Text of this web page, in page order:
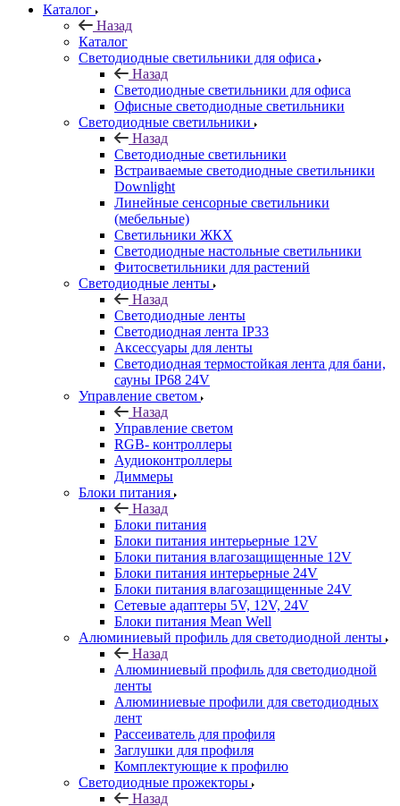
Каталог
Назад
Каталог
Светодиодные светильники для офиса
Назад
Светодиодные светильники для офиса
Офисные светодиодные светильники
Светодиодные светильники
Назад
Светодиодные светильники
Встраиваемые светодиодные светильники
Downlight
Линейные сенсорные светильники
(мебельные)
Светильники ЖКХ
Светодиодные настольные светильники
Фитосветильники для растений
Светодиодные ленты
Назад
Светодиодные ленты
Светодиодная лента IP33
Аксессуары для ленты
Светодиодная термостойкая лента для бани,
сауны IP68 24V
Управление светом
Назад
Управление светом
RGB- контроллеры
Аудиоконтроллеры
Диммеры
Блоки питания
Назад
Блоки питания
Блоки питания интерьерные 12V
Блоки питания влагозащищенные 12V
Блоки питания интерьерные 24V
Блоки питания влагозащищенные 24V
Сетевые адаптеры 5V, 12V, 24V
Блоки питания Mean Well
Алюминиевый профиль для светодиодной ленты
Назад
Алюминиевый профиль для светодиодной
ленты
Алюминиевые профили для светодиодных
лент
Рассеиватель для профиля
Заглушки для профиля
Комплектующие к профилю
Светодиодные прожекторы
Назад